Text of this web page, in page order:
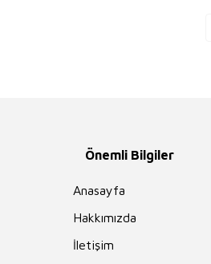
Önemli Bilgiler
Anasayfa
Hakkımızda
İletişim